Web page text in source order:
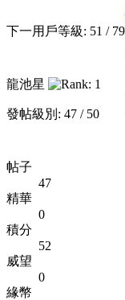
下一用戶等級: 51 / 79
龍池星
發帖級別: 47 / 50
帖子
47
精華
0
積分
52
威望
0
緣幣